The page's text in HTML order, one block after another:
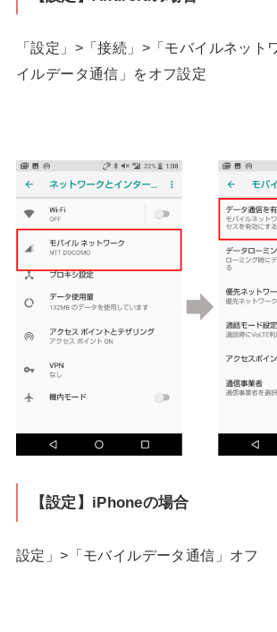
「設定」>「接続」>「モバイルネット
イルデータ通信」をオフ設定
【設定】iPhoneの場合
設定」>「モバイルデータ通信」オフ